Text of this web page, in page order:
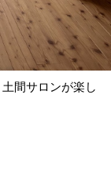
間サロンが楽し